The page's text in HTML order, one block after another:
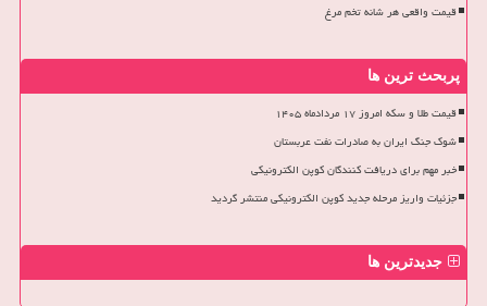
قیمت واقعی هر شانه تخم مرغ
پربحث ترین ها
قیمت طلا و سکه امروز ۱۷ مردادماه ۱۴۰۵
شوک جنگ ایران به صادرات نفت عربستان
خبر مهم برای دریافت کنندگان کوپن الکترونیکی
جزئیات واریز مرحله جدید کوپن الکترونیکی منتشر گردید
جدیدترین ها